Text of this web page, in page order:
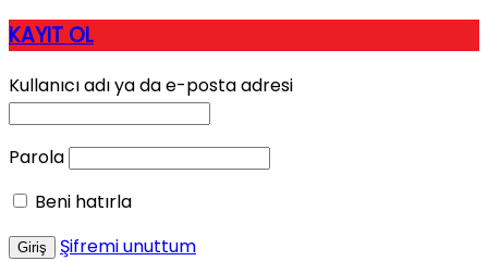
KAYIT OL
Kullanıcı adı ya da e-posta adresi
Parola
Beni hatırla
Şifremi unuttum